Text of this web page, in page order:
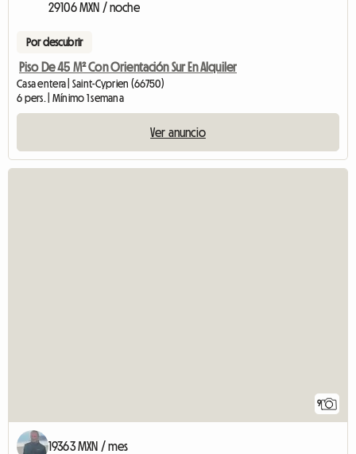
29106 MXN / noche
Por descubrir
Piso De 45 M² Con Orientación Sur En Alquiler
Casa entera | Saint-Cyprien (66750)
6 pers. | Mínimo 1 semana
Ver anuncio
9
19363 MXN / mes